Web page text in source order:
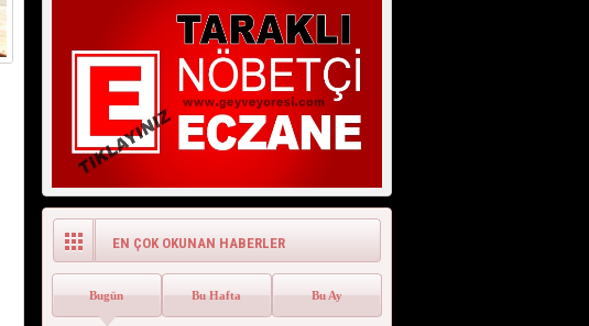
EN ÇOK OKUNAN HABERLER
Bugün Bu Hafta Bu Ay